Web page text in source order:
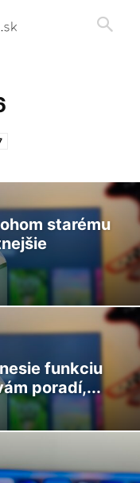
starému
funkciu
poradí,...